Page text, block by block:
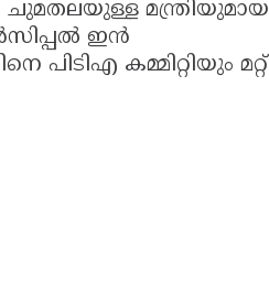
ചുമതലയുള്ള മന്ത്രിയുമായ
ഇൻ
കമ്മിറ്റിയും മറ്റ്